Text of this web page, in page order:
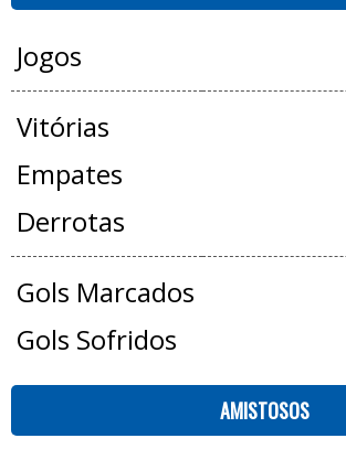
Jogos
Vitórias
Empates
Derrotas
Gols Marcados
Gols Sofridos
AMISTOSOS